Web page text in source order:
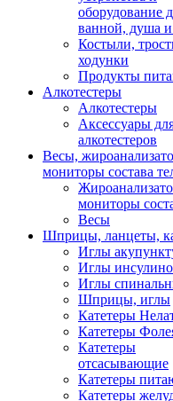
оборудование
ванной, душа и
Костыли,
ходунки
Продукты
Алкотестеры
Алкотестеры
Аксессуары
алкотестеров
Весы,
мониторы состава
мониторы
Весы
Шприцы, ланцеты,
Иглы
Иглы
Иглы
Шприцы, иглы
Катетеры
Катетеры
Катетеры
отсасывающие
Катетеры
Катетеры